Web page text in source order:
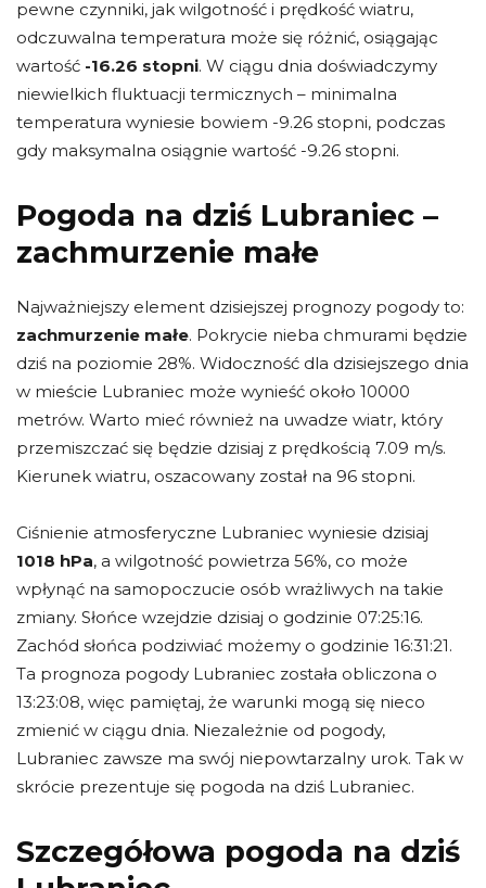
pewne czynniki, jak wilgotność i prędkość wiatru,
odczuwalna temperatura może się różnić, osiągając
wartość -16.26 stopni. W ciągu dnia doświadczymy
niewielkich fluktuacji termicznych – minimalna
temperatura wyniesie bowiem -9.26 stopni, podczas
gdy maksymalna osiągnie wartość -9.26 stopni.
Pogoda na dziś Lubraniec –
zachmurzenie małe
Najważniejszy element dzisiejszej prognozy pogody to:
zachmurzenie małe. Pokrycie nieba chmurami będzie
dziś na poziomie 28%. Widoczność dla dzisiejszego dnia
w mieście Lubraniec może wynieść około 10000
metrów. Warto mieć również na uwadze wiatr, który
przemiszczać się będzie dzisiaj z prędkością 7.09 m/s.
Kierunek wiatru, oszacowany został na 96 stopni.
Ciśnienie atmosferyczne Lubraniec wyniesie dzisiaj
1018 hPa, a wilgotność powietrza 56%, co może
wpłynąć na samopoczucie osób wrażliwych na takie
zmiany. Słońce wzejdzie dzisiaj o godzinie 07:25:16.
Zachód słońca podziwiać możemy o godzinie 16:31:21.
Ta prognoza pogody Lubraniec została obliczona o
13:23:08, więc pamiętaj, że warunki mogą się nieco
zmienić w ciągu dnia. Niezależnie od pogody,
Lubraniec zawsze ma swój niepowtarzalny urok. Tak w
skrócie prezentuje się pogoda na dziś Lubraniec.
Szczegółowa pogoda na dziś